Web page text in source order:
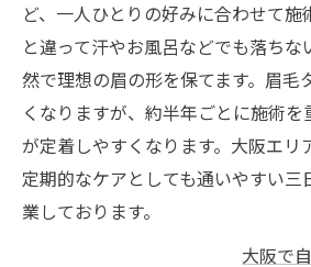
ど、一人ひとりの好みに合わせて施
と違って汗やお風呂などでも落ちな
然で理想の眉の形を保てます。眉毛
くなりますが、約半年ごとに施術
が定着しやすくなります。大阪エリ
定期的なケアとしても通いやすい三
業しております。
大阪で